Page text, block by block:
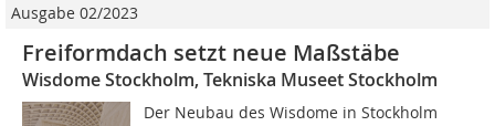
Ausgabe 02/2023
Freiformdach setzt neue Maßstäbe
Wisdome Stockholm, Tekniska Museet Stockholm
Der Neubau des Wisdome in Stockholm